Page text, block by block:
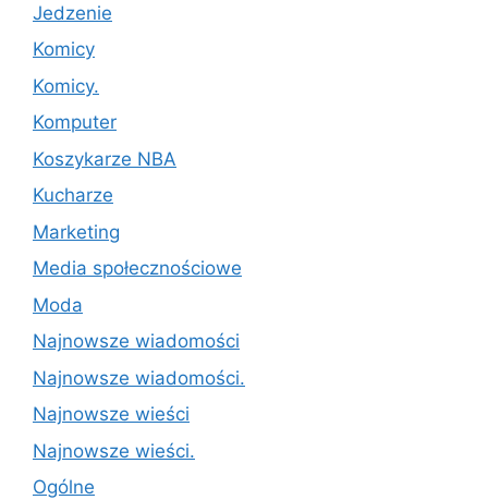
Jedzenie
Komicy
Komicy.
Komputer
Koszykarze NBA
Kucharze
Marketing
Media społecznościowe
Moda
Najnowsze wiadomości
Najnowsze wiadomości.
Najnowsze wieści
Najnowsze wieści.
Ogólne